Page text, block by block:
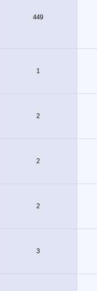
449
1
2
2
2
3